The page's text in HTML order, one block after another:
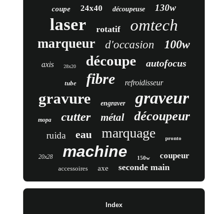
coupe 24x40 découpeuse 130w
laser rotatif omtech
marqueur d'occasion 100w
axis 28x20 découpe autofocus
tube fibre refroidisseur
gravure engraver graveur
mopa cutter métal découpeur
ruida eau marquage pronto
20x28 machine 150w coupeur
accessoires axe seconde main
Index